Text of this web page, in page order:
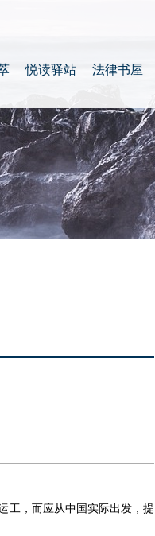
悦读驿站 法律书屋
工，而应从中国实际出发，提